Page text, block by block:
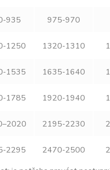
935 975-970
1250 1320-1310
1535 1635-1640
1785 1920-1940
2195-2230
2295 2470-2500